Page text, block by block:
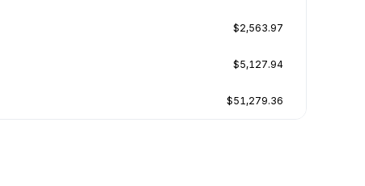
$2,563.97
$5,127.94
$51,279.36